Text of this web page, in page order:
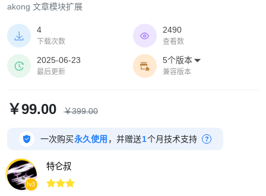
akong 文章模块扩展

4
下载次数

2490
查看数

2025-06-23
最后更新

5个版本 
兼容版本
￥99.00 ￥399.00
 一次购买永久使用 ，并赠送1个月技术支持 ?
lv3
特仑叔
